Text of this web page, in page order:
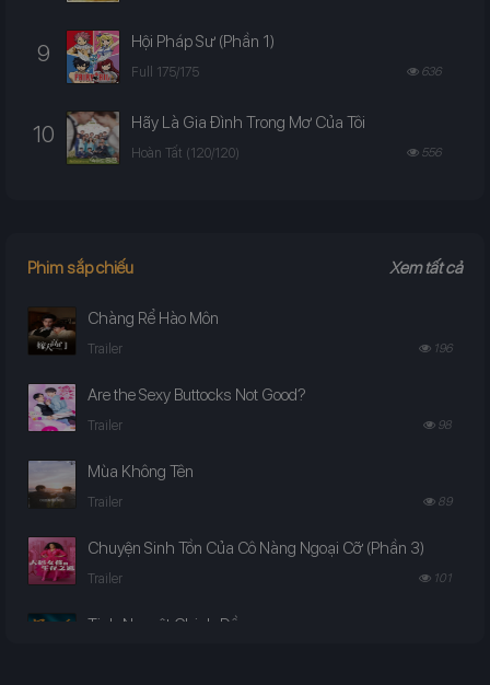
9 Hội Pháp Sư (Phần 1)
Full 175/175 636
10 Hãy Là Gia Đình Trong Mơ Của Tôi
Hoàn Tất (120/120) 556
Phim sắp chiếu Xem tất cả
Chàng Rể Hào Môn
Trailer 196
Are the Sexy Buttocks Not Good?
Trailer 98
Mùa Không Tên
Trailer 89
Chuyện Sinh Tồn Của Cô Nàng Ngoại Cỡ (Phần 3)
Trailer 101
Tinh Nguyệt Chinh Đồ